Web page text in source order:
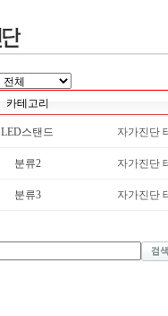
카테고리
LED스탠드 자가진단
분류2 자가진단
분류3 자가진단